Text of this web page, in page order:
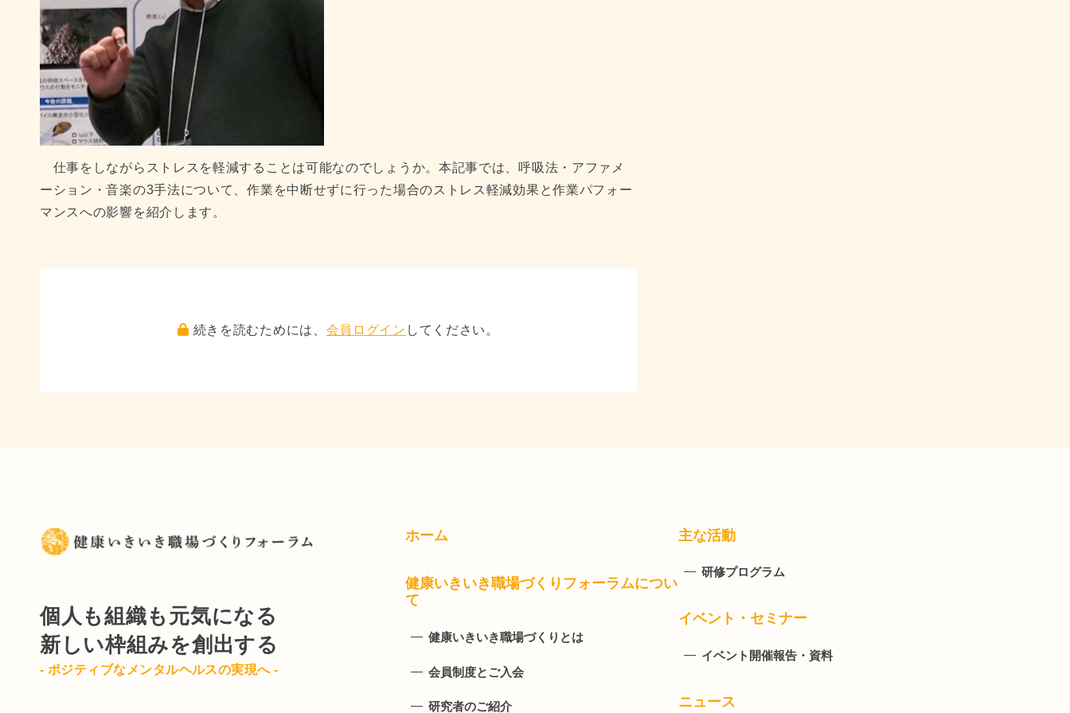
仕事をしながらストレスを軽減することは可能なのでしょうか。本記事では、呼吸法・アファメ
ーション・音楽の3手法について、作業を中断せずに行った場合のストレス軽減効果と作業パフォー
マンスへの影響を紹介します。
続きを読むためには、 会員ログイン してください。
個人も組織も元気になる
新しい枠組みを創出する
- ポジティブなメンタルヘルスの実現へ -
ホーム
健康いきいき職場づくりフォーラムについ
て
健康いきいき職場づくりとは
会員制度とご入会
研究者のご紹介
主な活動
研修プログラム
イベント・セミナー
イベント開催報告・資料
ニュース